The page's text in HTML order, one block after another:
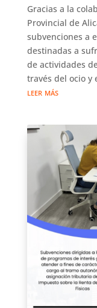
Gracias a la
Provincial de
subvenciones a
destinadas a
de actividades
través del ocio y
leer más